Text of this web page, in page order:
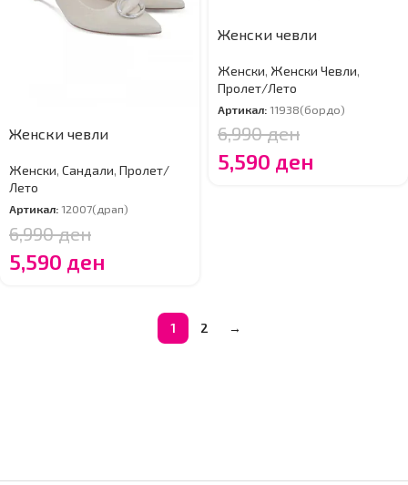
Женски чевли
Женски, Сандали, Пролет/
Лето
Артикал: 12007(драп)
6,990ден
5,590 ден
Женски чевли
Женски, Женски Чевли,
Пролет/Лето
Артикал: 11938(бордо)
6,990ден
5,590 ден
1 2 →